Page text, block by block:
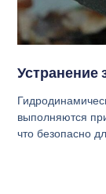
Устранение
выполняются
что безопасно